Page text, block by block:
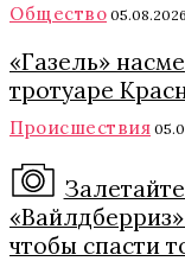
Общество
«Газель»
тротуаре
Происшествия
чтобы спасти